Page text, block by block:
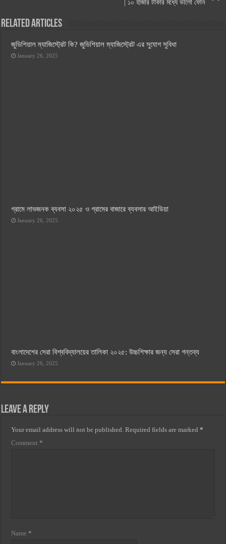
| ১০ হাজার টাকার মধ্যে ভালো ফোন
Related Articles
জুডিশিয়াল ম্যাজিস্ট্রেট কি? জুডিশিয়াল ম্যাজিস্ট্রেট এর সুযোগ সুবিধা
January 26, 2025
গ্রামে লাভজনক ব্যবসা ২০২৫ ও গ্রামের বাজারে ব্যবসার আইডিয়া
January 26, 2025
বাংলাদেশের সেরা বিশ্ববিদ্যালয়ের তালিকা ২০২৫: উচ্চশিক্ষার জন্য সেরা গন্তব্য
January 26, 2025
Leave a Reply
Your email address will not be published. Required fields are marked*
Comment *
Name *